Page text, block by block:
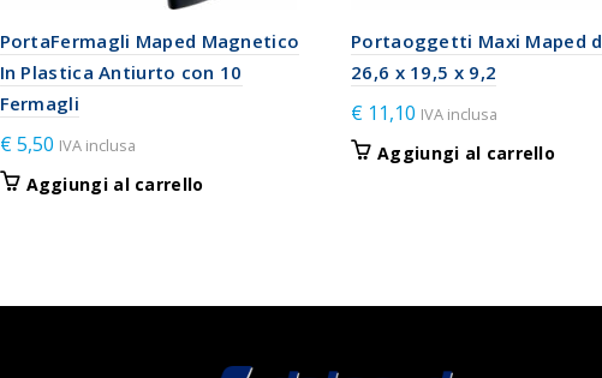
PortaFermagli Maped Magnetico
In Plastica Antiurto con 10
Fermagli
€5,50 IVA inclusa
Aggiungi al carrello
Portaoggetti Maxi Maped
26,6 x 19,5 x 9,2
€ 11,10 IVA inclusa
Aggiungi al carrello